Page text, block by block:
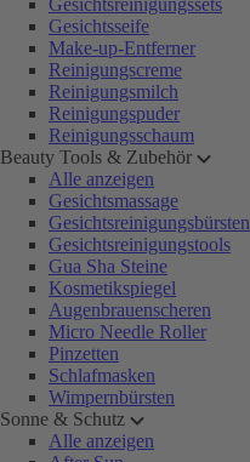
Gesichtsreinigungssets
Gesichtsseife
Make-up-Entferner
Reinigungscreme
Reinigungsmilch
Reinigungspuder
Reinigungsschaum
Beauty Tools & Zubehör
Alle anzeigen
Gesichtsmassage
Gesichtsreinigungsbürsten
Gesichtsreinigungstools
Gua Sha Steine
Kosmetikspiegel
Augenbrauenscheren
Micro Needle Roller
Pinzetten
Schlafmasken
Wimpernbürsten
Sonne & Schutz
Alle anzeigen